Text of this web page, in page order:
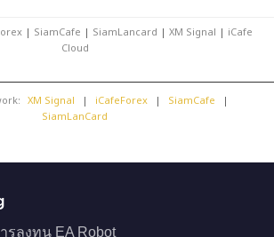
| SiamCafe | SiamLancard | XM Signal | iCafe
Cloud
XM Signal | iCafeForex | SiamCafe
|
SiamLanCard
รลงทุน EA Robot